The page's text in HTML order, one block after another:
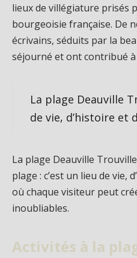
lieux de villégiature prisés
bourgeoisie française. De
écrivains, séduits par la
séjourné et ont contribué à
La plage Deauville
de vie, d’histoire et
La plage Deauville
plage : c’est un lieu de vie,
où chaque visiteur peut
inoubliables.
Activités à la